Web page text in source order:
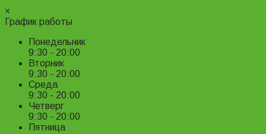
×
График работы
Понедельник
9:30 - 20:00
Вторник
9:30 - 20:00
Среда
9:30 - 20:00
Четверг
9:30 - 20:00
Пятница